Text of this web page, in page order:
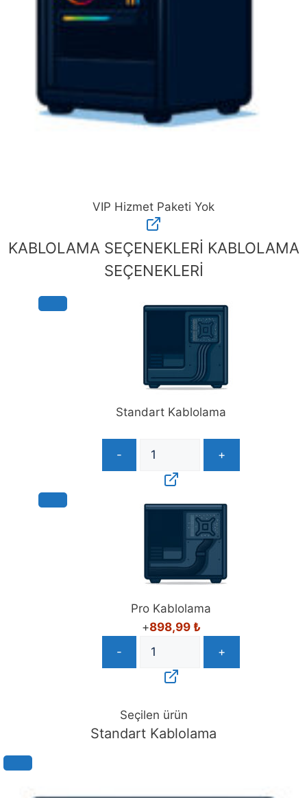
VIP Hizmet Paketi Yok
Hizmet
Paketi
KABLOLAMA SEÇENEKLERİ KABLOLAMA
SEÇENEKLERİ
Standart Kablolama
- +
Pro Kablolama
+898,99 ₺
-
+
Seçilen ürün
Standart Kablolama